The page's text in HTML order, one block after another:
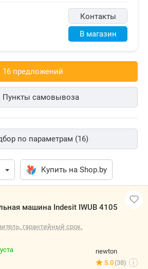
Контакты
В магазин
16 предложений
Пункты самовывоза
по параметрам (16)
Купить на Shop.by
срок.